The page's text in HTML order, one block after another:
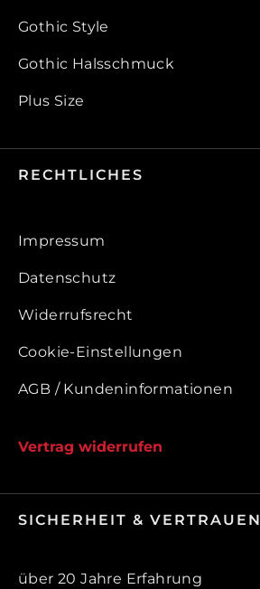
Gothic Style
Gothic Halsschmuck
Plus Size
RECHTLICHES
Impressum
Datenschutz
Widerrufsrecht
Cookie-Einstellungen
AGB / Kundeninformationen
Vertrag widerrufen
SICHERHEIT & VERTRAUEN
über 20 Jahre Erfahrung